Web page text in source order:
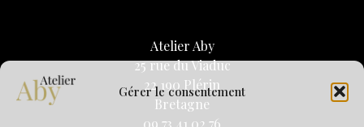
Gérer le consentement
Atelier Aby
25 rue du Viaduc
22 190 Plérin
Bretagne